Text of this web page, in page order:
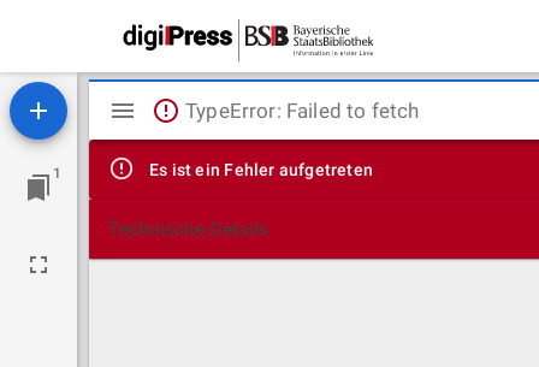
1
Mirador
Viewer
TypeError: Failed to fetch
Es ist ein Fehler aufgetreten
Technische Details